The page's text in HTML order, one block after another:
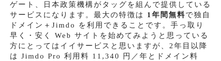
ゲート、日本政策機構がタッグを組んで提供している
サービスになります。最大の特徴は
1年間無料で独自
ドメイン＋Jimdo を利用できることです。手っ取り
早く・安く Web サイトを始めてみようと思っている
方にとってはイイサービスと思いますが、2年目以降
は Jimdo Pro 利用料 11,340 円／年とドメイン料